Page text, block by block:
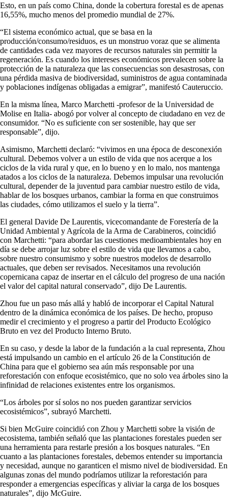
Esto, en un país como China, donde la cobertura forestal es de apenas
16,55%, mucho menos del promedio mundial de 27%.
“El sistema económico actual, que se basa en la
producción/consumo/residuos, es un monstruo voraz que se alimenta
de cantidades cada vez mayores de recursos naturales sin permitir la
regeneración. Es cuando los intereses económicos prevalecen sobre la
protección de la naturaleza que las consecuencias son desastrosas, con
una pérdida masiva de biodiversidad, suministros de agua contaminada
y poblaciones indígenas obligadas a emigrar”, manifestó Cauteruccio.
En la misma línea, Marco Marchetti -profesor de la Universidad de
Molise en Italia- abogó por volver al concepto de ciudadano en vez de
consumidor. “No es suficiente con ser sostenible, hay que ser
responsable”, dijo.
Asimismo, Marchetti declaró: “vivimos en una época de desconexión
cultural. Debemos volver a un estilo de vida que nos acerque a los
ciclos de la vida rural y que, en lo bueno y en lo malo, nos mantenga
atados a los ciclos de la naturaleza. Debemos impulsar una revolución
cultural, depender de la juventud para cambiar nuestro estilo de vida,
hablar de los bosques urbanos, cambiar la forma en que construimos
las ciudades, cómo utilizamos el suelo y la tierra”.
El general Davide De Laurentis, vicecomandante de Forestería de la
Unidad Ambiental y Agrícola de la Arma de Carabineros, coincidió
con Marchetti: “para abordar las cuestiones medioambientales hoy en
día se debe arrojar luz sobre el estilo de vida que llevamos a cabo,
sobre nuestro consumismo y sobre nuestros modelos de desarrollo
actuales, que deben ser revisados. Necesitamos una revolución
copernicana capaz de insertar en el cálculo del progreso de una nación
el valor del capital natural conservado”, dijo De Laurentis.
Zhou fue un paso más allá y habló de incorporar el Capital Natural
dentro de la dinámica económica de los países. De hecho, propuso
medir el crecimiento y el progreso a partir del Producto Ecológico
Bruto en vez del Producto Interno Bruto.
En su caso, y desde la labor de la fundación a la cual representa, Zhou
está impulsando un cambio en el artículo 26 de la Constitución de
China para que el gobierno sea aún más responsable por una
reforestación con enfoque ecosistémico, que no solo vea árboles sino la
infinidad de relaciones existentes entre los organismos.
“Los árboles por sí solos no nos pueden garantizar servicios
ecosistémicos”, subrayó Marchetti.
Si bien McGuire coincidió con Zhou y Marchetti sobre la visión de
ecosistema, también señaló que las plantaciones forestales pueden ser
una herramienta para restarle presión a los bosques naturales. “En
cuanto a las plantaciones forestales, debemos entender su importancia
y necesidad, aunque no garanticen el mismo nivel de biodiversidad. En
algunas zonas del mundo podríamos utilizar la reforestación para
responder a emergencias específicas y aliviar la carga de los bosques
naturales”, dijo McGuire.